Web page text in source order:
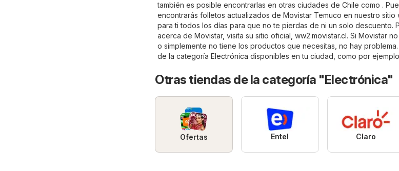
también es posible encontrarlas en otras ciudades de Chile como .
encontrarás folletos actualizados de Movistar Temuco en nuestro sitio
para ti todos los días para que no te pierdas de ni un solo descuento.
acerca de Movistar, visita su sitio oficial, ww2.movistar.cl. Si Movistar
o simplemente no tiene los productos que necesitas, no hay problema.
de la categoría Electrónica disponibles en tu ciudad, como por
Otras tiendas de la categoría "Electrónica"
Ofertas Entel Claro